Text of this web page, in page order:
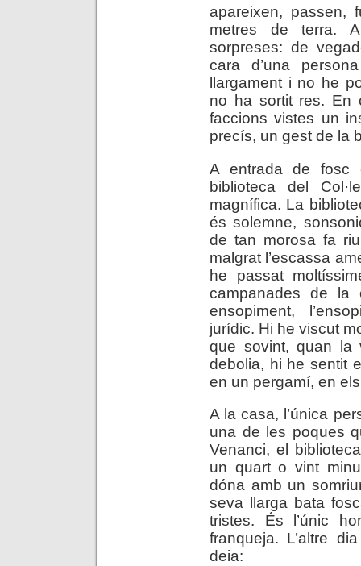
apareixen, passen,
metres de terra.
sorpreses: de
cara d’una
llargament i no he
no ha sortit res. En
faccions vistes un
precís, un gest de la
A entrada de fosc
biblioteca del
magnífica. La
és solemne,
de tan morosa fa
malgrat l’escassa
he passat
campanades de la
ensopiment,
jurídic. Hi he viscut
que sovint, quan la
debolia, hi he sentit
en un pergamí, en
A la casa, l’única
una de les poques
Venanci, el
un quart o vint
dóna amb un
seva llarga bata
tristes. És l’únic
franqueja. L’altre
deia: